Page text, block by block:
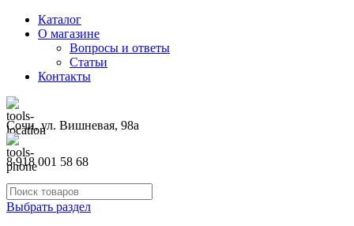
Каталог
О магазине
Вопросы и ответы
Статьи
Контакты
Сочи, ул. Вишневая, 98а
8 918 001 58 68
Выбрать раздел